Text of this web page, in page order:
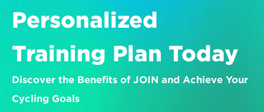
Personalized
Training Plan Today
Discover the Benefits of JOIN and Achieve Your
Cycling Goals